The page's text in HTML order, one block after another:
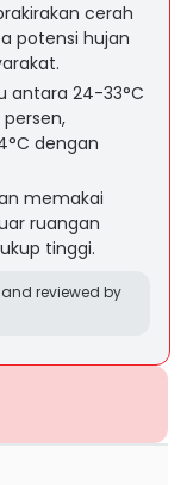
cerah
potensi hujan
antara 24-33°C
dengan
memakai
ruangan
tinggi.
reviewed by